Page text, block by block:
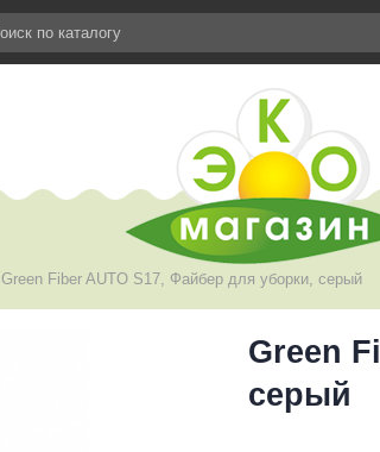
Green Fiber AUTO S17, Файбер для уборки, серый
Green
серый